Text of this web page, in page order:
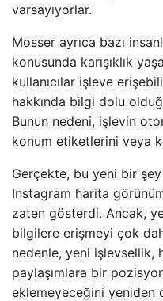
varsayıyorlar.
Mosser ayrıca bazı
konusunda karışıklık
kullanıcılar işleve
hakkında bilgi dolu
Bunun nedeni, işlevin
konum etiketlerini veya
Gerçekte, bu yeni bir
Instagram harita
zaten gösterdi. Ancak,
bilgilere erişmeyi çok
nedenle, yeni işlevsellik,
paylaşımlara bir
eklemeyeceğini yeniden